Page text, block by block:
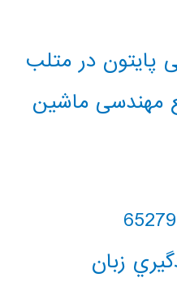
پایتون در متلب
مهندسی ماشین
زبان